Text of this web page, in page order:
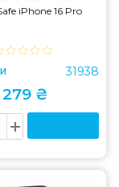
iPhone 16 Pro
31938
279 ₴